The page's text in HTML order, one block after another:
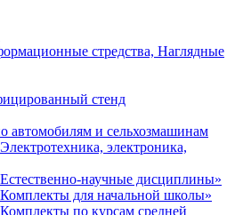
стредства, Наглядные
стенд
автомобилям и сельхозмашинам
электроника,
научные дисциплины»
для начальной школы»
по курсам средней